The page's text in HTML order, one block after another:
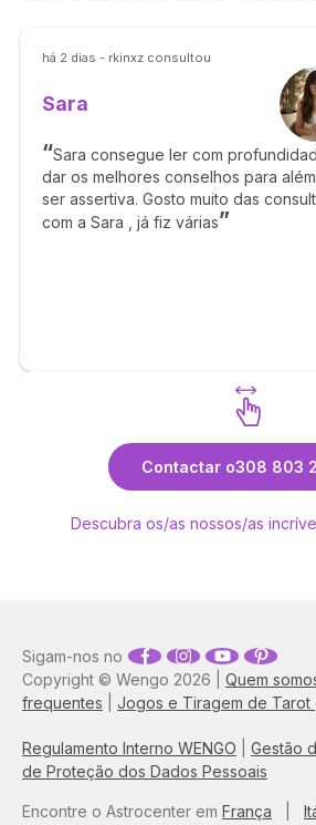
há 2 dias - rkinxz consultou
Sara
Sara consegue ler com
dar os melhores conselhos para
ser assertiva. Gosto muito das
com a Sara , já fiz várias
Contactar o308 803
Descubra os/as nossos/as
Copyright © Wengo 2026 | Quem
frequentes
Jogos e Tiragem de Tarot
Regulamento Interno WENGO Gestão
de Proteção dos Dados Pessoais
Sigam-nos no
Encontre o Astrocenter em França